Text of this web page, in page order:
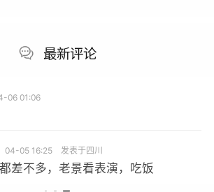
最新评论
06 01:06
04-05 16:25 发表于四川
差不多，老景看表演，吃饭